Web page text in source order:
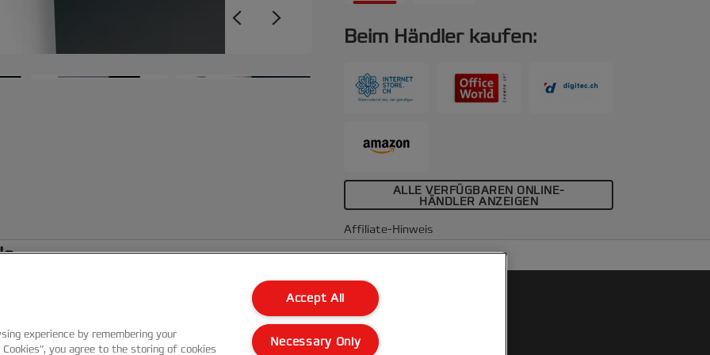
Beim Händler kaufen:
ALLE VERFÜGBAREN ONLINE-
HÄNDLER ANZEIGEN
Affiliate-Hinweis
Garantie Bedingungen
experience by remembering your
you agree to the storing of cookies
Accept All
Necessary Only